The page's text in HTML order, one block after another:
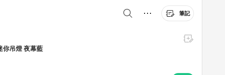
筆記
吊燈 夜幕藍